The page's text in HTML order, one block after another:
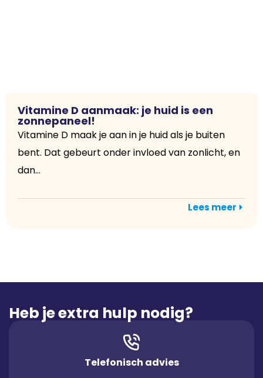
Vitamine D aanmaak: je huid is een
zonnepaneel!
Vitamine D maak je aan in je huid als je buiten
bent. Dat gebeurt onder invloed van zonlicht, en
dan...
Lees meer
Heb je extra hulp nodig?
Telefonisch advies